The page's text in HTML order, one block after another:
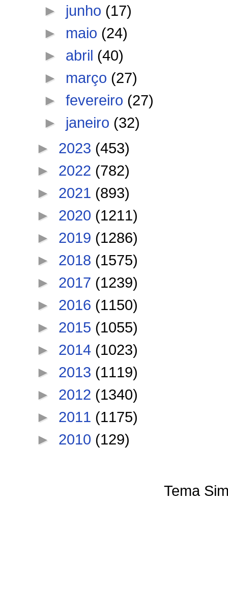
► junho (17)
► maio (24)
► abril (40)
► março (27)
►fevereiro (27)
► janeiro (32)
► 2023 (453)
► 2022 (782)
► 2021 (893)
► 2020 (1211)
► 2019 (1286)
► 2018 (1575)
► 2017 (1239)
► 2016 (1150)
► 2015 (1055)
► 2014 (1023)
► 2013 (1119)
► 2012 (1340)
► 2011 (1175)
► 2010 (129)
Tema